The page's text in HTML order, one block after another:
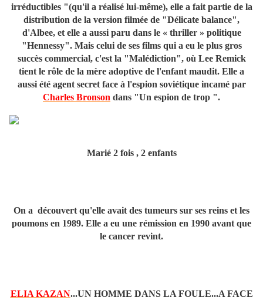
irréductibles "(qu'il a réalisé lui-même), elle a fait partie de la
distribution de la version filmée de "Délicate balance",
d'Albee, et elle a aussi paru dans le « thriller » politique
"Hennessy". Mais celui de ses films qui a eu le plus gros
succès commercial, c'est la "Malédiction", où Lee Remick
tient le rôle de la mère adoptive de l'enfant maudit. Elle a
aussi été agent secret face à l'espion soviétique incamé par
Charles Bronson dans "Un espion de trop ".
Marié 2 fois , 2 enfants
On a découvert qu'elle avait des tumeurs sur ses reins et les
poumons en 1989. Elle a eu une rémission en 1990 avant que
le cancer revint.
ELIA KAZAN...UN HOMME DANS LA FOULE...A FACE